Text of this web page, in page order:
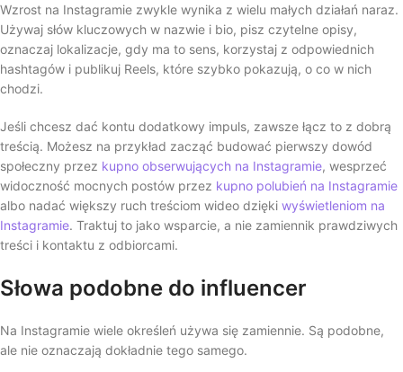
Wzrost na Instagramie zwykle wynika z wielu małych działań naraz.
Używaj słów kluczowych w nazwie i bio, pisz czytelne opisy,
oznaczaj lokalizacje, gdy ma to sens, korzystaj z odpowiednich
hashtagów i publikuj Reels, które szybko pokazują, o co w nich
chodzi.
Jeśli chcesz dać kontu dodatkowy impuls, zawsze łącz to z dobrą
treścią. Możesz na przykład zacząć budować pierwszy dowód
społeczny przez kupno obserwujących na Instagramie, wesprzeć
widoczność mocnych postów przez kupno polubień na Instagramie
albo nadać większy ruch treściom wideo dzięki wyświetleniom na
Instagramie. Traktuj to jako wsparcie, a nie zamiennik prawdziwych
treści i kontaktu z odbiorcami.
Słowa podobne do influencer
Na Instagramie wiele określeń używa się zamiennie. Są podobne,
ale nie oznaczają dokładnie tego samego.